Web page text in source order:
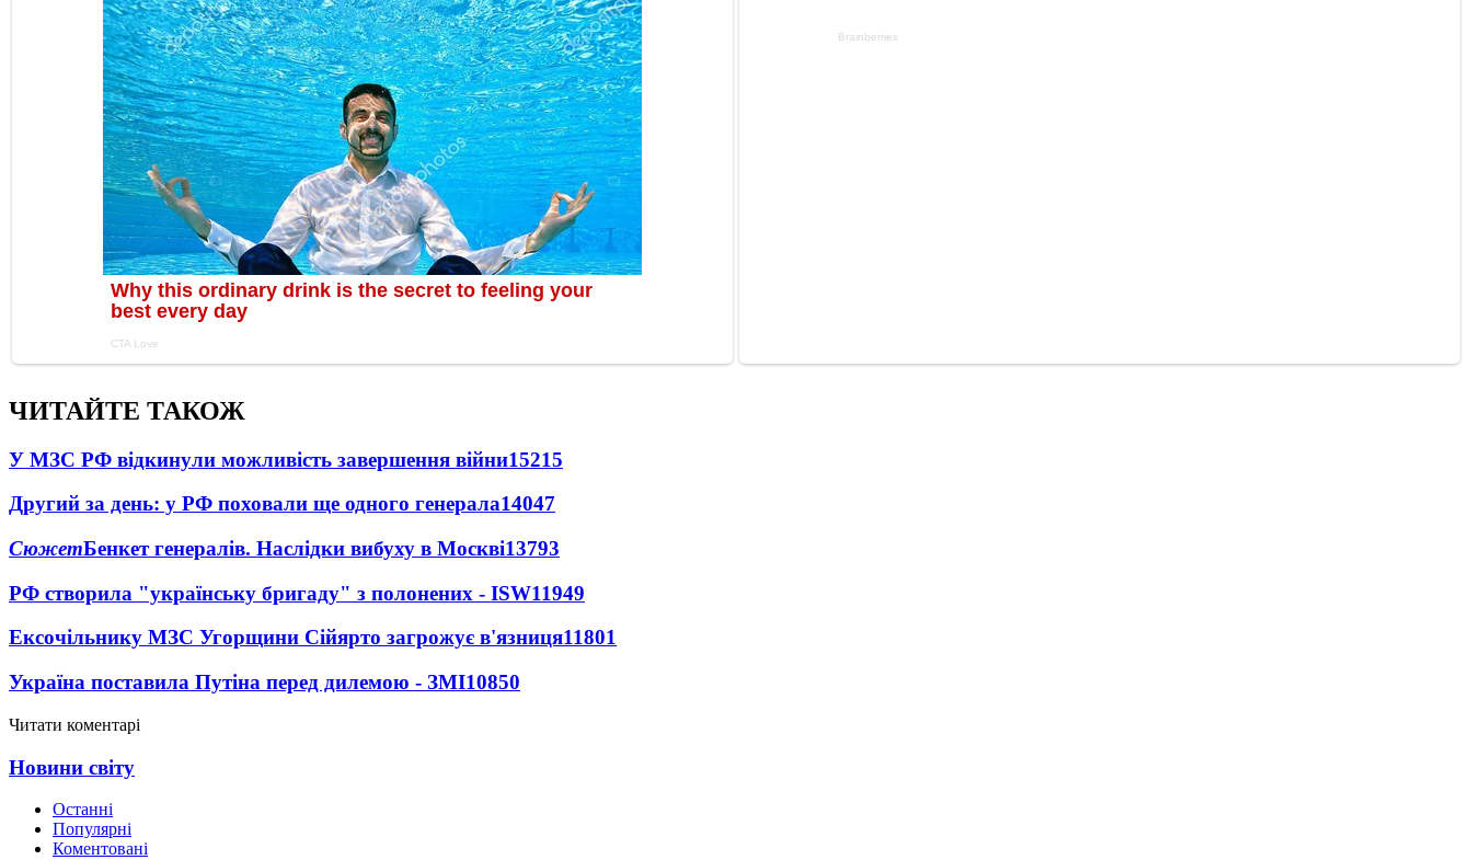
ЧИТАЙТЕ ТАКОЖ
У МЗС РФ відкинули можливість завершення війни15215
Другий за день: у РФ поховали ще одного генерала14047
СюжетБенкет генералів. Наслідки вибуху в Москві13793
РФ створила "українську бригаду" з полонених - ISW11949
Ексочільнику МЗС Угорщини Сійярто загрожує в'язниця11801
Україна поставила Путіна перед дилемою - ЗМІ10850
Читати коментарі
Новини світу
Останні
Популярні
Коментовані